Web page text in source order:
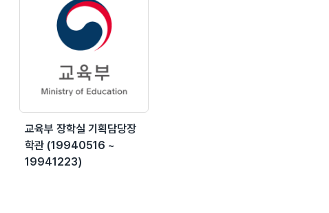
교육부 장학실 기획담당장
학관 (19940516 ~
19941223)